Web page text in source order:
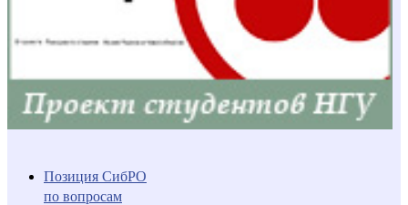
Позиция СибРО
по вопросам